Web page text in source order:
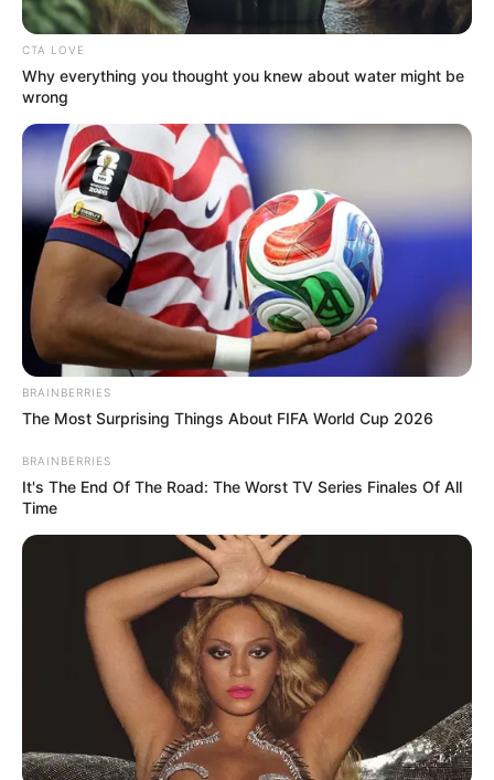
Posted
in
Friss hírek
Így reagáltak Magyar Péter fiai a
történelmi győzelemre – ezt
kevesen várták
bySzerző • April 14, 2026
CTA LOVE
Why everything you thought you knew about water might be
wrong
BRAINBERRIES
The Most Surprising Things About FIFA World Cup 2026
BRAINBERRIES
It's The End Of The Road: The Worst TV Series Finales Of All
Time